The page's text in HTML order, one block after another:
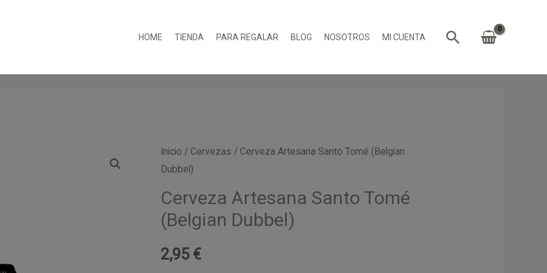
HOME TIENDA PARA REGALAR BLOG NOSOTROS MI CUENTA Buscar
Inicio / Cervezas / Cerveza Artesana Santo Tomé (Belgian
Dubbel)
Cerveza Artesana Santo Tomé
(Belgian Dubbel)
2,95 €